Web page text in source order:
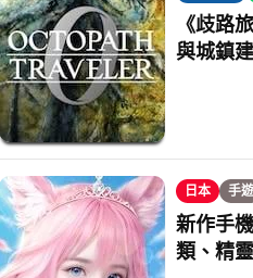
《歧路
與城鎮
日本 手遊
新作手
類、精